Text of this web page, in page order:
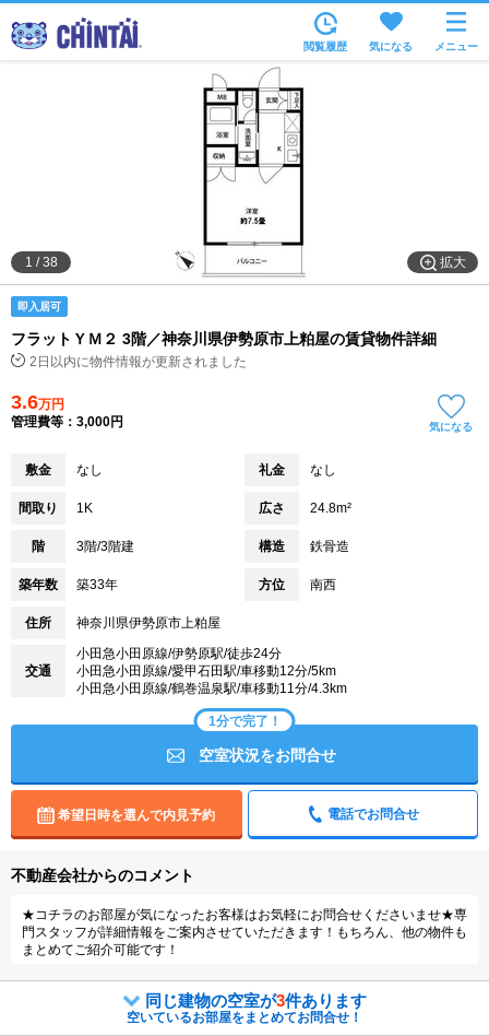
沿線・駅から
住所から
家賃相場から
不動産会社から
閲覧履歴 気になる メニュー
拡大
1 /38
即入居可
フラットＹＭ２ 3階／神奈川県伊勢原市上粕屋の賃貸物件詳細
2日以内に物件情報が更新されました
3.6万円
管理費等：3,000円
気になる
敷金 なし 礼金 なし
間取り 1K 広さ 24.8m²
階 3階/3階建 構造 鉄骨造
築年数 築33年 方位 南西
住所 神奈川県伊勢原市上粕屋
交通
小田急小田原線/伊勢原駅/徒歩24分
小田急小田原線/愛甲石田駅/車移動12分/5km
小田急小田原線/鶴巻温泉駅/車移動11分/4.3km
1分で完了！
空室状況をお問合せ
希望日時を選んで内見予約 電話でお問合せ
不動産会社からのコメント
★コチラのお部屋が気になったお客様はお気軽にお問合せくださいませ★専
門スタッフが詳細情報をご案内させていただきます！もちろん、他の物件も
まとめてご紹介可能です！
同じ建物の空室が3件あります
空いているお部屋をまとめてお問合せ！